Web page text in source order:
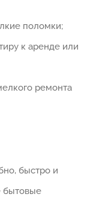
поломки;
к аренде или
ремонта
быстро и
бытовые